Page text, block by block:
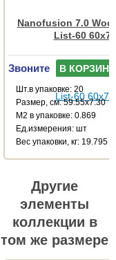
Nanofusion 7.0
List-60
Звоните В КОРЗИНУ
Шт.в упаковке: 20
Размер, см: 59.55x7.30
М2 в упаковке: 0.869
Ед.измерения: шт
Веc упаковки, кг: 19.795
Другие
элементы
коллекции в
том же размере